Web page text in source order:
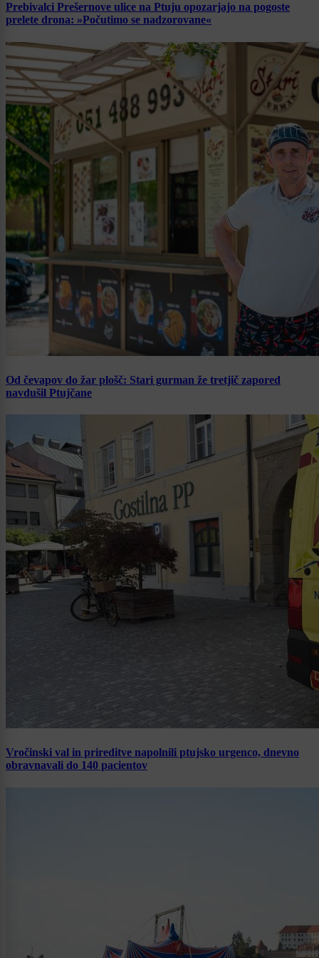
Prebivalci Prešernove ulice na Ptuju opozarjajo na pogoste
prelete drona: »Počutimo se nadzorovane«
Od čevapov do žar plošč: Stari gurman že tretjič zapored
navdušil Ptujčane
Vročinski val in prireditve napolnili ptujsko urgenco, dnevno
obravnavali do 140 pacientov